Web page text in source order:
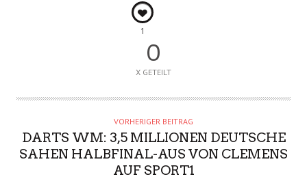
1
0
X GETEILT
VORHERIGER BEITRAG
DARTS WM: 3,5 MILLIONEN DEUTSCHE
SAHEN HALBFINAL-AUS VON CLEMENS
AUF SPORT1